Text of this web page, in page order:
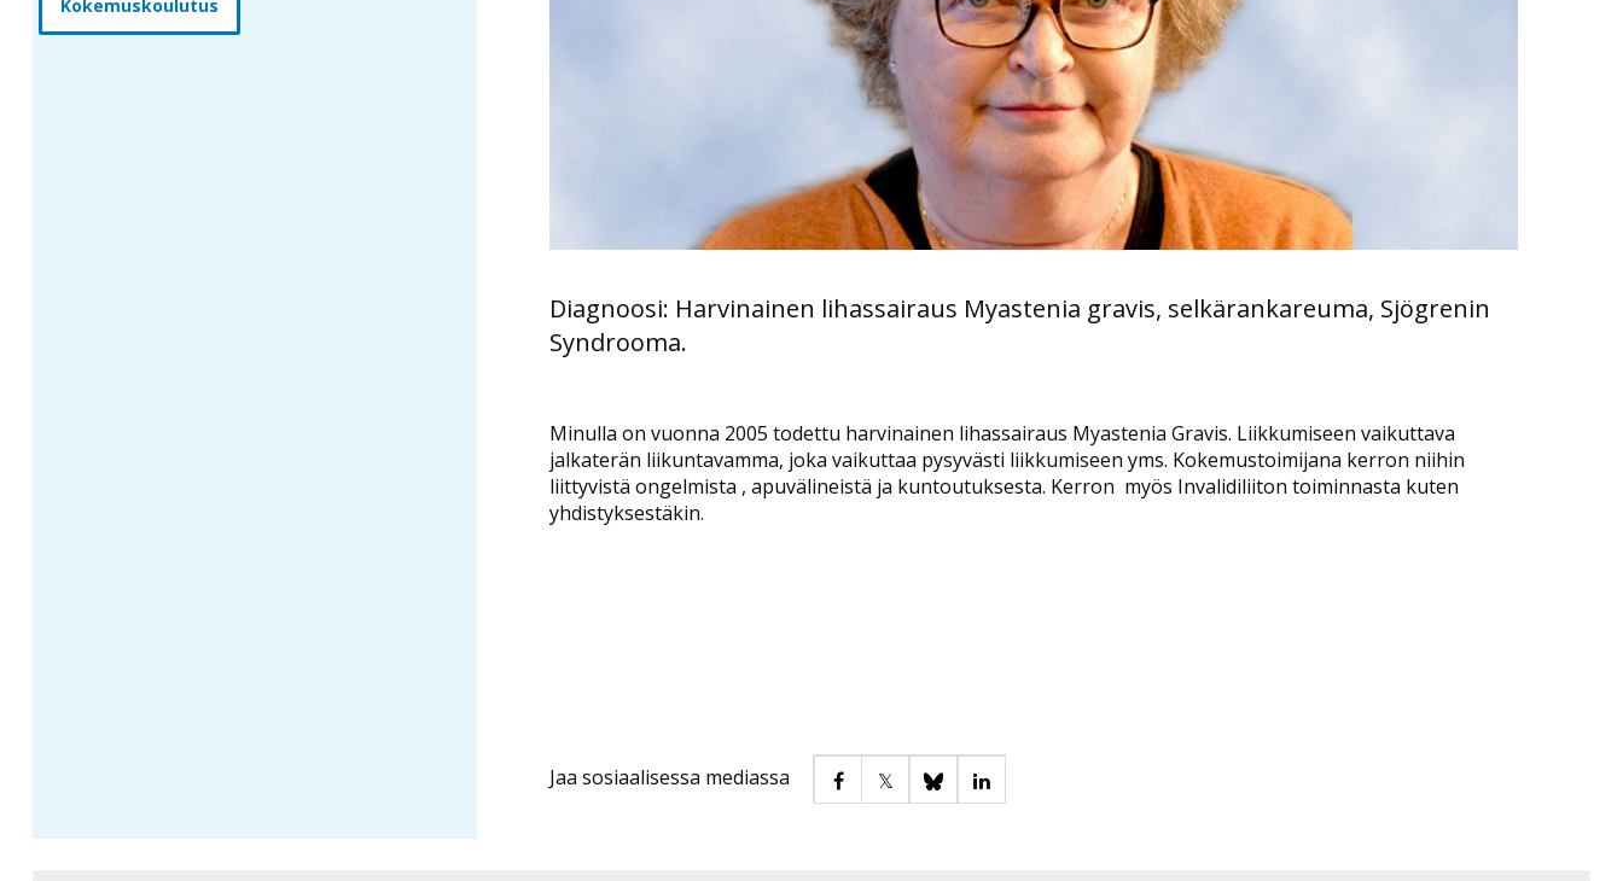
Kokemuskoulutus
Diagnoosi: Harvinainen lihassairaus Myastenia gravis, selkärankareuma, Sjögrenin
Syndrooma.
Minulla on vuonna 2005 todettu harvinainen lihassairaus Myastenia Gravis. Liikkumiseen vaikuttava
jalkaterän liikuntavamma, joka vaikuttaa pysyvästi liikkumiseen yms. Kokemustoimijana kerron niihin
liittyvistä ongelmista , apuvälineistä ja kuntoutuksesta. Kerron myös Invalidiliiton toiminnasta kuten
yhdistyksestäkin.
Jaa sosiaalisessa mediassa